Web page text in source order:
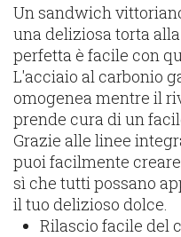
Un sandwich
una deliziosa torta
perfetta è facile con
L'acciaio al carbonio
omogenea mentre il
prende cura di un
Grazie alle linee
puoi facilmente
sì che tutti possano
il tuo delizioso dolce.
Rilascio facile del